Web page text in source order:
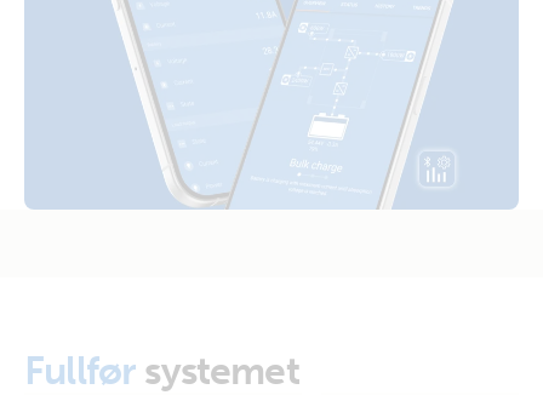
Fullfør systemet